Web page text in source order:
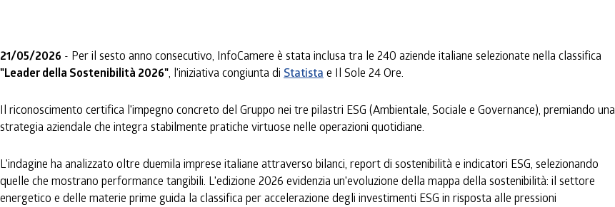
21/05/2026 - Per il sesto anno consecutivo, InfoCamere è stata inclusa tra le 240 aziende italiane selezionate nella classifica
"Leader della Sostenibilità 2026" , l'iniziativa congiunta di Statista e Il Sole 24 Ore.
Il riconoscimento certifica l'impegno concreto del Gruppo nei tre pilastri ESG (Ambientale, Sociale e Governance), premiando una
strategia aziendale che integra stabilmente pratiche virtuose nelle operazioni quotidiane.
L'indagine ha analizzato oltre duemila imprese italiane attraverso bilanci, report di sostenibilità e indicatori ESG, selezionando
quelle che mostrano performance tangibili. L'edizione 2026 evidenzia un'evoluzione della mappa della sostenibilità: il settore
energetico e delle materie prime guida la classifica per accelerazione degli investimenti ESG in risposta alle pressioni